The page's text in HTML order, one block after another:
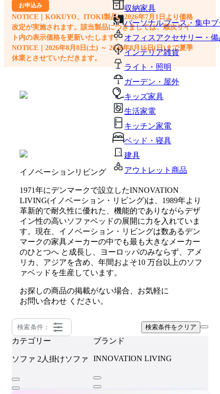
収納家具
パーソナルブース・集中
オフィスアクセサリー・備
インテリア雑貨
ライト・照明
ガーデン・屋外
キッズ家具
生活家電
キッチン家電
ベッド・寝具
建具
アウトレット商品
お申込み
NOTICE｜KOKUYO、ITOKI製品は2026年7月1日より価格
改定が実施されます。該当製品につきましては、順次サイ
ト内の表示価格を更新いたします。
NOTICE｜2026年8月8日(土) ～ 2026年8月16日(日)まで夏季
休業とさせていただきます。
イノベーションリビング
1971年にデンマークで設立したINNOVATION
LIVING(イノベーション・リビング)は、1989年より
革新的で耐久性に優れた、機能的でありながらデザ
イン性の高いソファベッドの展開に力を入れていま
す。現在、イノベーション・リビングは数あるデン
マークの家具メーカーの中でも最も大きなメーカー
のひとつへ と成長し、ヨーロッパのみならず、アメ
リカ、アジアを含め、年間およそ10 万台以上のソフ
ァベッドを生産しています。
お探しの商品の掲載がない場合、お気軽に
お問い合わせ ください。
検索条件： 検索条件をクリア
カテゴリー
ソファ 2人掛けソファ
ブランド
INNOVATION LIVING